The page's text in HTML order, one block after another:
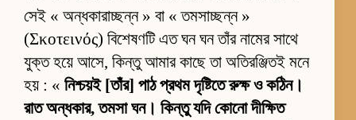
সেই « অন্ধকারাচ্ছন্ন » বা « তমসাচ্ছন্ন »
(Σκοτεινός) বিশেষণটি এত ঘন ঘন তাঁর নামের সাথে
যুক্ত হয়ে আসে, কিন্তু আমার কাছে তা অতিরঞ্জিতই মনে
হয় : « নিশ্চয়ই [তাঁর] পাঠ প্রথম দৃষ্টিতে রুক্ষ ও কঠিন।
রাত অন্ধকার, তমসা ঘন। কিন্তু যদি কোনো দীক্ষিত